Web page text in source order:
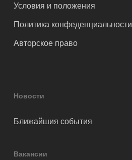
Условия и положения
Политика конфеденциальности
Авторское право
Новости
Ближайшия события
Вакансии